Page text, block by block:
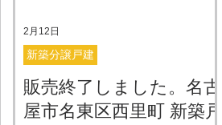
販売終了しました。名古
屋市名東区西里町 新築戸
新築分譲戸建
2月12日